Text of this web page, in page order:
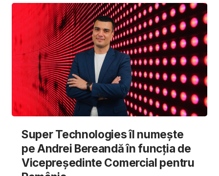
Super Technologies îl numește
pe Andrei Bereandă în funcția de
Vicepreședinte Comercial pentru